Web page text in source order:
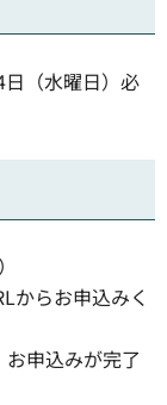
（水曜日）必
からお申込みく
申込みが完了